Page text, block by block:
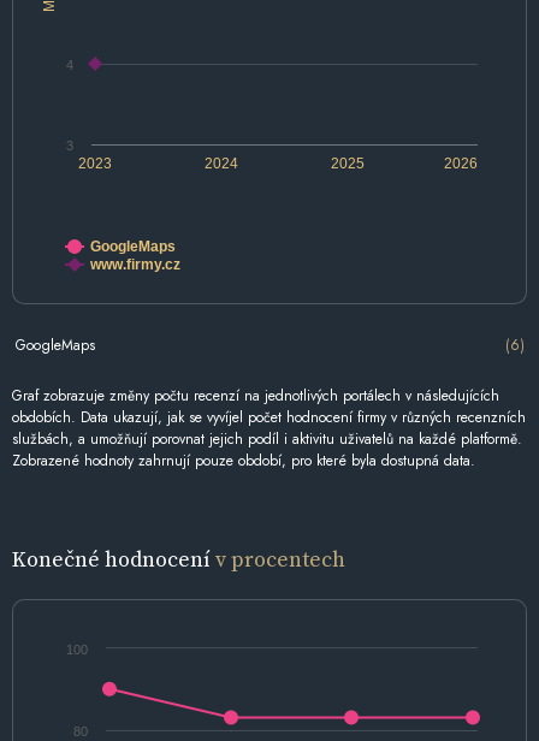
2024 2026
2023 2025
4
3
GoogleMaps
www.firmy.cz
GoogleMaps (6)
Graf zobrazuje změny počtu recenzí na jednotlivých portálech v následujících
obdobích. Data ukazují, jak se vyvíjel počet hodnocení firmy v různých recenzních
službách, a umožňují porovnat jejich podíl i aktivitu uživatelů na každé platformě.
Zobrazené hodnoty zahrnují pouze období, pro které byla dostupná data.
Konečné hodnocenív procentech
80
100